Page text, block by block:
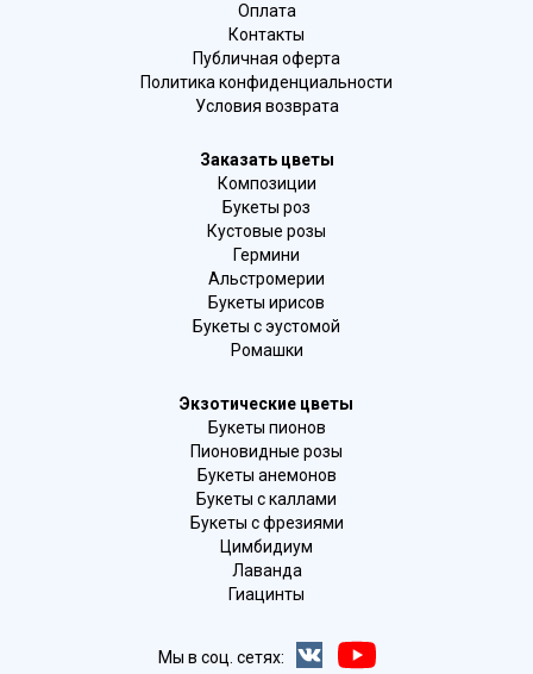
Оплата
Контакты
Публичная оферта
Политика конфиденциальности
Условия возврата
Заказать цветы
Композиции
Букеты роз
Кустовые розы
Гермини
Альстромерии
Букеты ирисов
Букеты с эустомой
Ромашки
Экзотические цветы
Букеты пионов
Пионовидные розы
Букеты анемонов
Букеты с каллами
Букеты с фрезиями
Цимбидиум
Лаванда
Гиацинты
Мы в соц. сетях: